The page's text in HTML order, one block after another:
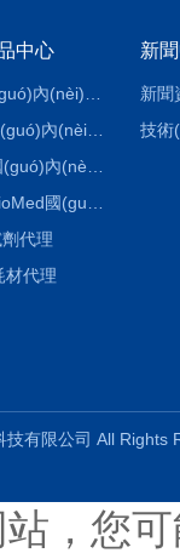
中心
Thermo國(guó)內(nèi)代理
代理
材代理
新
新聞
技術
技有限公司 All
，您